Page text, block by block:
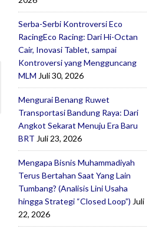
Serba-Serbi Kontroversi Eco
RacingEco Racing: Dari Hi-Octan
Cair, Inovasi Tablet, sampai
Kontroversi yang Mengguncang
MLM Juli 30, 2026
Mengurai Benang Ruwet
Transportasi Bandung Raya: Dari
Angkot Sekarat Menuju Era Baru
BRT Juli 23, 2026
Mengapa Bisnis Muhammadiyah
Terus Bertahan Saat Yang Lain
Tumbang? (Analisis Lini Usaha
hingga Strategi “Closed Loop”) Juli
22, 2026